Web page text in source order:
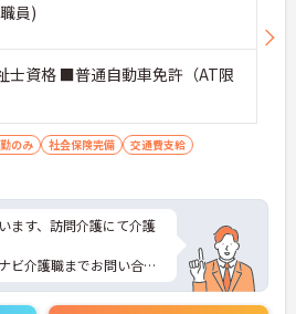
員)
士資格 ■普通自動車免許（AT限
のみ 社会保険完備
交通費支給
ます、訪問介護にて介護
ビ介護職までお問い合わ